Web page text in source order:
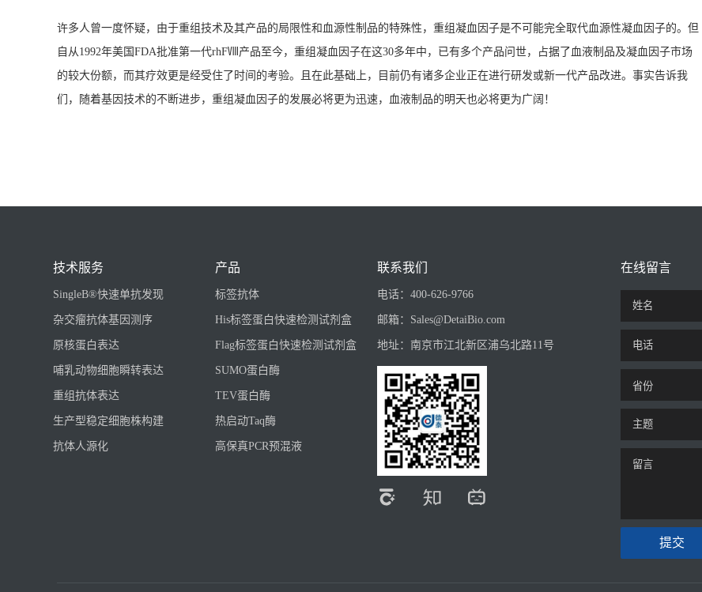
许多人曾一度怀疑，由于重组技术及其产品的局限性和血源性制品的特殊性，重组凝血因子是不可能完全取代血源性凝血因子的。但
自从1992年美国FDA批准第一代rhFⅧ产品至今，重组凝血因子在这30多年中，已有多个产品问世，占据了血液制品及凝血因子市场
的较大份额，而其疗效更是经受住了时间的考验。且在此基础上，目前仍有诸多企业正在进行研发或新一代产品改进。事实告诉我
们，随着基因技术的不断进步，重组凝血因子的发展必将更为迅速，血液制品的明天也必将更为广阔！
技术服务
SingleB®快速单抗发现
杂交瘤抗体基因测序
原核蛋白表达
哺乳动物细胞瞬转表达
重组抗体表达
生产型稳定细胞株构建
抗体人源化
产品
标签抗体
His标签蛋白快速检测试剂盒
Flag标签蛋白快速检测试剂盒
SUMO蛋白酶
TEV蛋白酶
热启动Taq酶
高保真PCR预混液
联系我们
电话： 400-626-9766
邮箱： Sales@DetaiBio.com
地址： 南京市江北新区浦乌北路11号
在线留言
提交